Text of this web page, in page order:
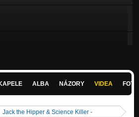
ALBA NÁZORY VIDEA
Jack the Hipper & Science Killer -